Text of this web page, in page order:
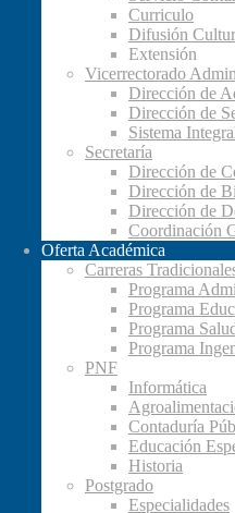
Curriculo
Difusión
Extensión
Vicerrectorado
Dirección de
Dirección de
Sistema
Secretaría
Dirección de
Dirección de
Dirección de
Coordinación
Oferta Académica
Carreras
Programa
Programa
Programa
Programa
PNF
Informática
Contaduría
Educación
Historia
Postgrado
Especialidades